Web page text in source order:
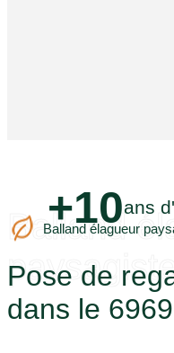
+10ans
Balland élagueur
Balland
Pose de
dans le